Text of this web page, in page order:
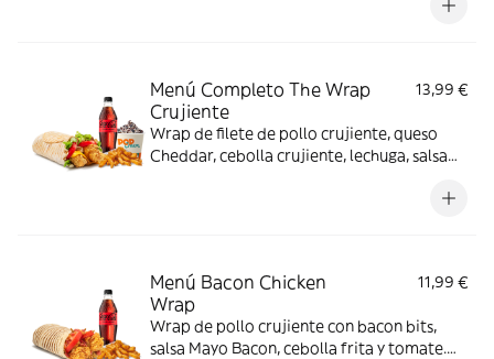
helado. Sabor completo de principio a fin.
Menú Completo The Wrap
Crujiente
13,99 €
Wrap de filete de pollo crujiente, queso
Cheddar, cebolla crujiente, lechuga, salsa
Menú Bacon Chicken
Wrap
11,99 €
Wrap de pollo crujiente con bacon bits,
salsa Mayo Bacon, cebolla frita y tomate.